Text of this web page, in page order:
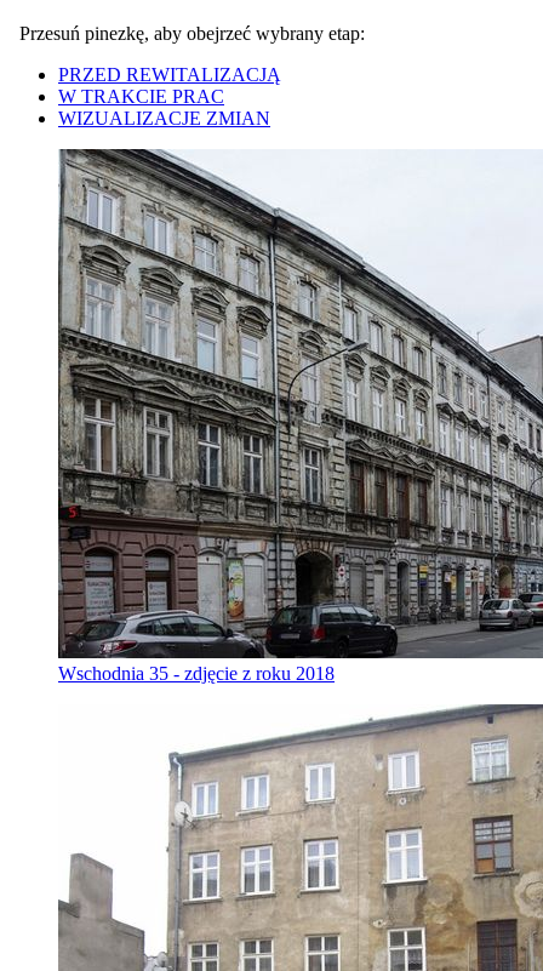
Przesuń pinezkę, aby obejrzeć wybrany etap:
PRZED REWITALIZACJĄ
W TRAKCIE PRAC
WIZUALIZACJE ZMIAN
Wschodnia 35 - zdjęcie z roku 2018